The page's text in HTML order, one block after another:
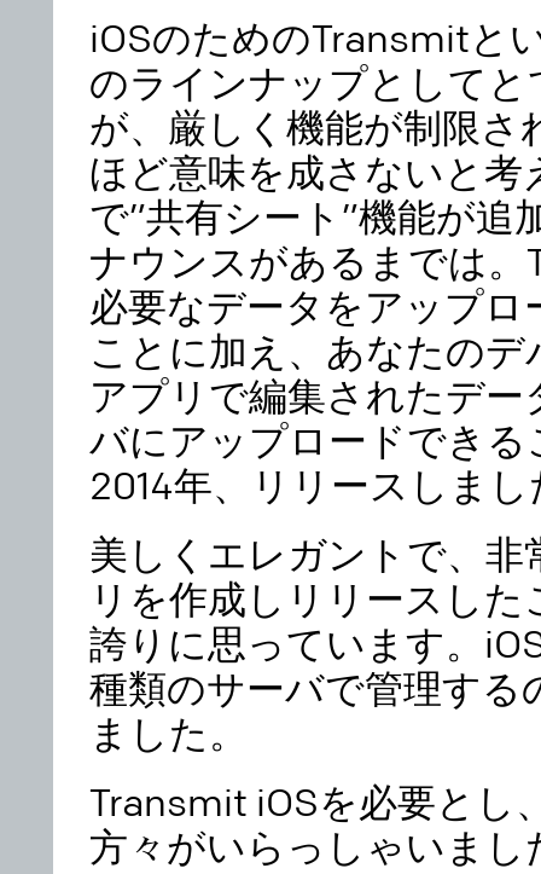
iOSのためのTransmitと
のラインナップとして
が、厳しく機能が制限さ
ほど意味を成さないと考
で”共有シート”機能が
ナウンスがあるまでは
必要なデータをアップ
ことに加え、あなたの
アプリで編集されたデ
バにアップロードでき
2014年、リリースしまし
美しくエレガントで、
リを作成しリリースし
誇りに思っています。
種類のサーバで管理する
ました。
Transmit iOSを必要とし
方々がいらっしゃいまし